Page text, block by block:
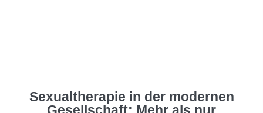
Sexualtherapie in der modernen